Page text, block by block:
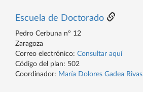
Escuela de Doctorado
Pedro Cerbuna nº 12
Zaragoza
Correo electrónico: Consultar aquí
Código del plan: 502
Coordinador: María Dolores Gadea Rivas